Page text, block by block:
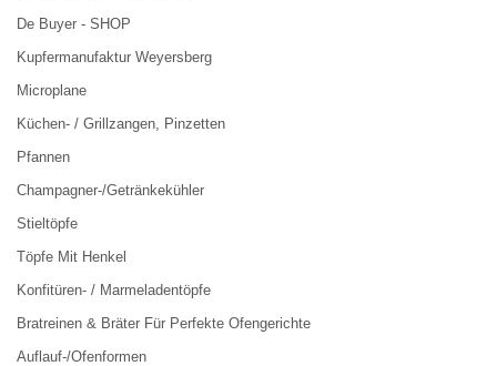
De Buyer - SHOP
Kupfermanufaktur Weyersberg
Microplane
Küchen- / Grillzangen, Pinzetten
Pfannen
Champagner-/Getränkekühler
Stieltöpfe
Töpfe Mit Henkel
Konfitüren- / Marmeladentöpfe
Bratreinen & Bräter Für Perfekte Ofengerichte
Auflauf-/Ofenformen